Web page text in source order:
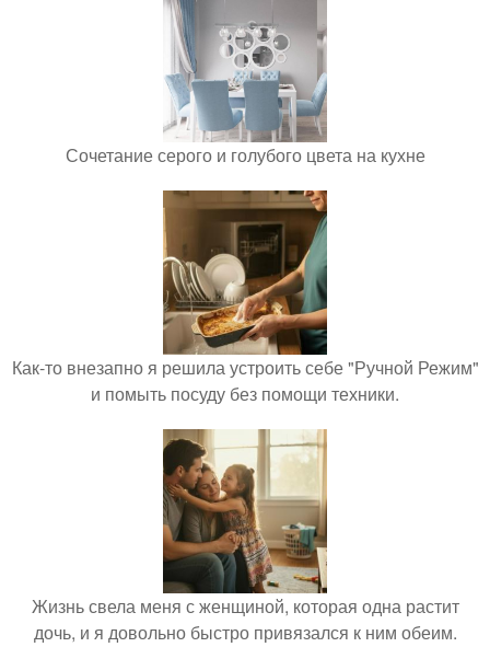
Сочетание серого и голубого цвета на кухне
Как-то внезапно я решила устроить себе "Ручной Режим"
и помыть посуду без помощи техники.
Жизнь свела меня с женщиной, которая одна растит
дочь, и я довольно быстро привязался к ним обеим.